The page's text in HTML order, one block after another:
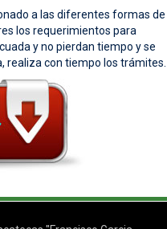
a las diferentes formas de
los requerimientos para
y no pierdan tiempo y se
realiza con tiempo los trámites.